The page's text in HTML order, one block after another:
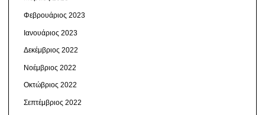
Φεβρουάριος 2023
Ιανουάριος 2023
Δεκέμβριος 2022
Νοέμβριος 2022
Οκτώβριος 2022
Σεπτέμβριος 2022